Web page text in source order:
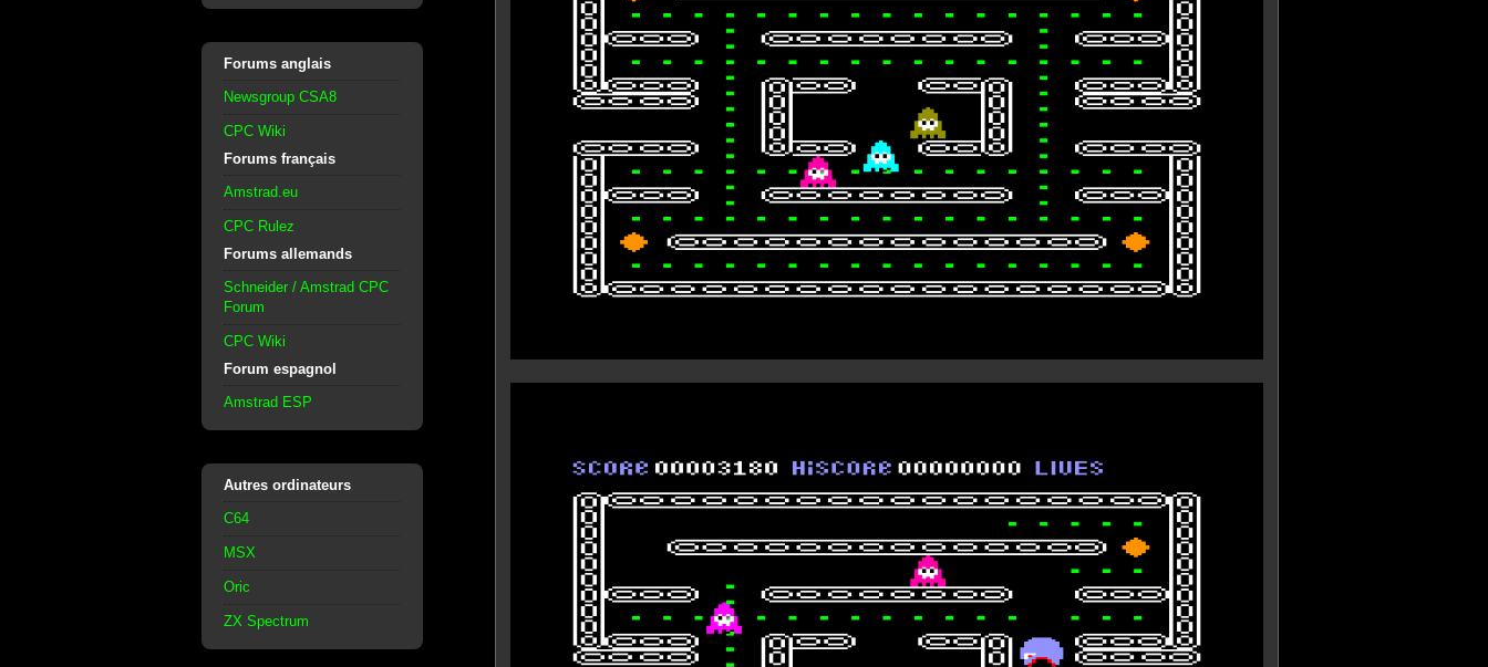
Forums anglais
Newsgroup CSA8
CPC Wiki
Forums français
Amstrad.eu
CPC Rulez
Forums allemands
Schneider / Amstrad CPC
Forum
CPC Wiki
Forum espagnol
Amstrad ESP
Autres ordinateurs
C64
MSX
Oric
ZX Spectrum